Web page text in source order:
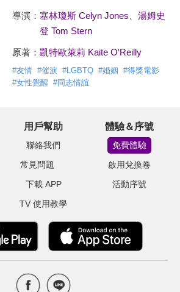
導演： 塞林瓊斯 Celyn Jones
湯姆史
登 Tom Stern
原著： 凱特歐萊莉 Kaite O'Reilly
#友情 #催淚 #LGBTQ #婚姻 #得獎電影
#女性覺醒 #同志情誼
用戶幫助
聯絡我們
常見問題
下載 APP
TV 使用教學
體驗＆序號
免費體驗
啟用兌換卷
活動序號